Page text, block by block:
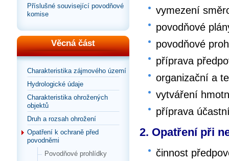
Příslušné související povodňové
komise
Věcná část
Charakteristika zájmového území
Hydrologické údaje
Charakteristika ohrožených
objektů
Druh a rozsah ohrožení
Opatření k ochraně před
povodněmi
Povodňové prohlídky
vymezení
povodňové
povodňové
příprava
organizační a
vytváření
příprava
2. Opatření při
činnost